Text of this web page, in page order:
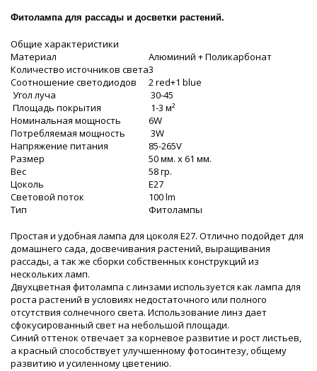
Фитолампа для рассады и досветки растений.
Материал
Алюминий + Поликарбонат
Количество источников света3
Соотношение светодиодов
2 red+1 blue
Угол луча
30-45
Площадь покрытия
1-3 м²
Номинальная мощность
6W
Потребляемая мощность
3W
Напряжение питания
85-265V
Размер
50 мм. х 61 мм.
Вес
58 гр.
Цоколь
E27
Общие характеристики
Световой поток
100 lm
Тип
Фитолампы
Простая и удобная лампа для цоколя Е27. Отлично подойдет для
домашнего сада, досвечивания растений, выращивания
рассады, а так же сборки собственных конструкций из
нескольких ламп.
Двухцветная фитолампа с линзами используется как лампа для
роста растений в условиях недостаточного или полного
отсутствия солнечного света. Использование линз дает
сфокусированный свет на небольшой площади.
Синий оттенок отвечает за корневое развитие и рост листьев,
а красный способствует улучшенному фотосинтезу, общему
развитию и усиленному цветению.